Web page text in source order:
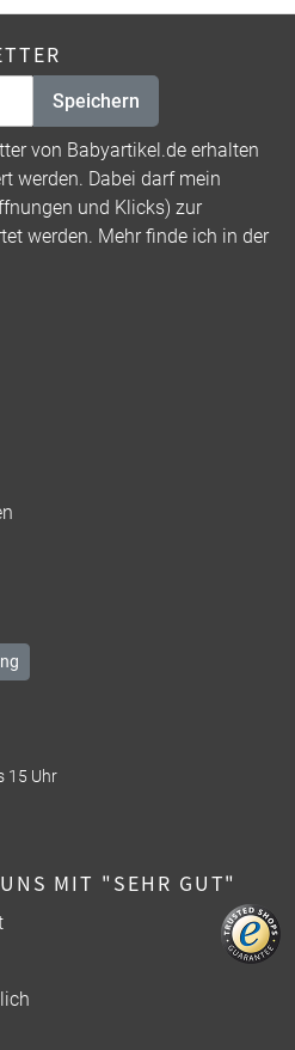
Speichern
von Babyartikel.de erhalten
werden. Dabei darf mein
und Klicks) zur
werden. Mehr finde ich in der
15 Uhr
MIT "SEHR GUT"